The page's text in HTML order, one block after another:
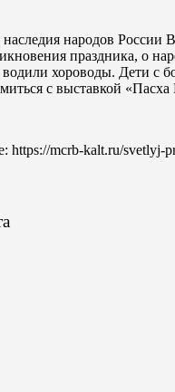
наследия народов
праздника, о
хороводы. Дети с
с выставкой
https://mcrb-kalt.ru/svetlyj-